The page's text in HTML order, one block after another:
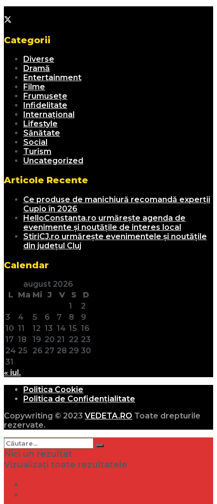
Categorii
Diverse
Dramă
Entertainment
Filme
Frumusețe
Infidelitate
Internațional
Lifestyle
Sănătate
Social
Turism
Uncategorized
Articole Recente
Ce produse de manichiură recomandă experții
Cupio în 2026
HelloConstanta.ro urmărește agenda de
evenimente și noutățile de interes local
StiriCJ.ro urmărește evenimentele și noutățile
din județul Cluj
Calendar
august 2026
L Ma Mi J V S
D
1
2
3
4 5 6 7 8
9
10 11 12 13 14 15 16
17 18 19 20 21 22 23
24 25 26 27 28 29 30
31
« iul.
Politica Cookie
Politica de Confidențialitate
Copywriting © 2023 VEDETA.RO Toate drepturile
rezervate.
Nici un rezultat
Vizualizați toate rezultatele